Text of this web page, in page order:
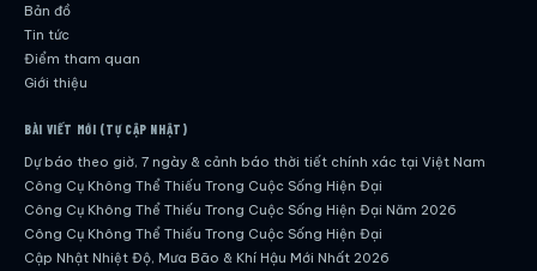
Bản đồ
Tin tức
Điểm tham quan
Giới thiệu
BÀI VIẾT MỚI (TỰ CẬP NHẬT)
Dự báo theo giờ, 7 ngày & cảnh báo thời tiết chính xác tại Việt Nam
Công Cụ Không Thể Thiếu Trong Cuộc Sống Hiện Đại
Công Cụ Không Thể Thiếu Trong Cuộc Sống Hiện Đại Năm 2026
Công Cụ Không Thể Thiếu Trong Cuộc Sống Hiện Đại
Cập Nhật Nhiệt Độ, Mưa Bão & Khí Hậu Mới Nhất 2026